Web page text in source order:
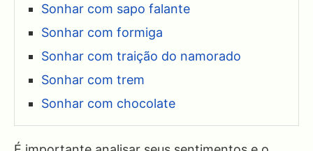
Sonhar com sapo falante
Sonhar com formiga
Sonhar com traição do namorado
Sonhar com trem
Sonhar com chocolate